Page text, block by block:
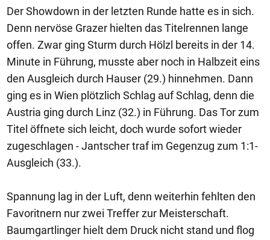
Der Showdown in der letzten Runde hatte es in sich.
Denn nervöse Grazer hielten das Titelrennen lange
offen. Zwar ging Sturm durch Hölzl bereits in der 14.
Minute in Führung, musste aber noch in Halbzeit eins
den Ausgleich durch Hauser (29.) hinnehmen. Dann
ging es in Wien plötzlich Schlag auf Schlag, denn die
Austria ging durch Linz (32.) in Führung. Das Tor zum
Titel öffnete sich leicht, doch wurde sofort wieder
zugeschlagen - Jantscher traf im Gegenzug zum 1:1-
Ausgleich (33.).
Spannung lag in der Luft, denn weiterhin fehlten den
Favoritnern nur zwei Treffer zur Meisterschaft.
Baumgartlinger hielt dem Druck nicht stand und flog